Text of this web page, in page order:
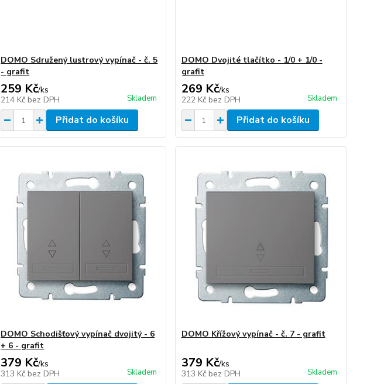
DOMO Sdružený lustrový vypínač - č. 5
- grafit
259 Kč/ks
214 Kč bez DPH Skladem
Přidat do košíku
DOMO Dvojité tlačítko - 1/0 + 1/0 -
grafit
269 Kč/ks
222 Kč bez DPH Skladem
Přidat do košíku
DOMO Schodišťový vypínač dvojitý - 6
+ 6 - grafit
379 Kč/ks
313 Kč bez DPH Skladem
DOMO Křížový vypínač - č. 7 - grafit
379 Kč/ks
313 Kč bez DPH Skladem